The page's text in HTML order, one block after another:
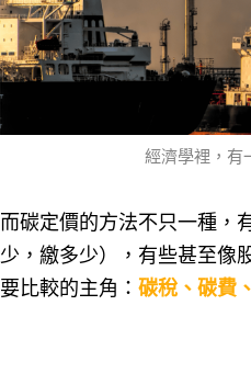
經濟學裡，有
而碳定價的方法不只一種，
少，繳多少），有些甚至像
要比較的主角： 碳稅、碳費